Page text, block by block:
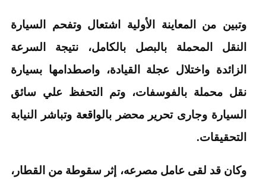
وتبين من المعاينة الأولية اشتعال وتفحم السيارة
النقل المحملة بالبصل بالكامل، نتيجة السرعة
الزائدة واختلال عجلة القيادة، واصطدامها بسيارة
نقل محملة بالفوسفات، وتم التحفظ علي سائق
السيارة وجارى تحرير محضر بالواقعة وتباشر النيابة
التحقيقات.
وكان قد لقى عامل مصرعه، إثر سقوطة من القطار،